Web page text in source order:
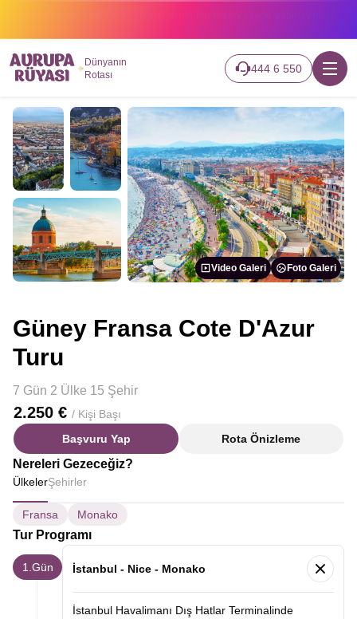
Dünyanın
Rotası
444 6 550
Video Galeri Foto Galeri
Güney Fransa Cote D'Azur
Turu
7 Gün 2 Ülke 15 Şehir
2.250 € / Kişi Başı
Başvuru Yap
Rota Önizleme
Nereleri Gezeceğiz?
ÜlkelerŞehirler
Fransa Monako
Tur Programı
1.Gün İstanbul - Nice - Monako
İstanbul Havalimanı Dış Hatlar Terminalinde